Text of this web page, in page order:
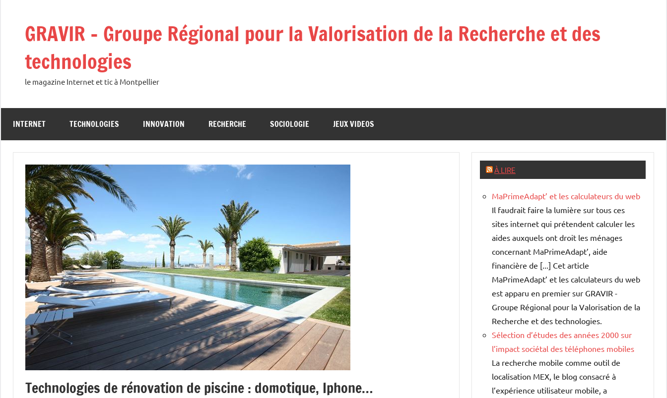
contenuGRAVIR – Groupe Régional pour la Valorisation de la Recherche et des
technologies
le magazine Internet et tic à Montpellier
INTERNET TECHNOLOGIES INNOVATION RECHERCHE SOCIOLOGIE JEUX VIDEOS
Technologies de rénovation de piscine : domotique, Iphone…
À LIRE
MaPrimeAdapt’ et les calculateurs du web
Il faudrait faire la lumière sur tous ces
sites internet qui prétendent calculer les
aides auxquels ont droit les ménages
concernant MaPrimeAdapt’, aide
financière de [...] Cet article
MaPrimeAdapt’ et les calculateurs du web
est apparu en premier sur GRAVIR -
Groupe Régional pour la Valorisation de la
Recherche et des technologies.
Sélection d’études des années 2000 sur
l’impact sociétal des téléphones mobiles
La recherche mobile comme outil de
localisation MEX, le blog consacré à
l’expérience utilisateur mobile, a